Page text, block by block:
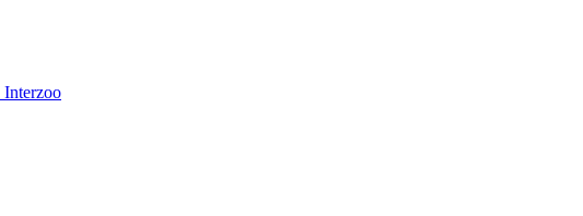
Interzoo